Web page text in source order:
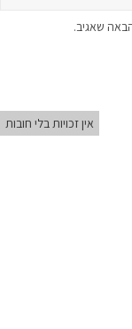
שאגיב.
אין זכויות בלי חובות